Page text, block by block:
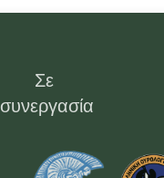
Σε
συνεργασία